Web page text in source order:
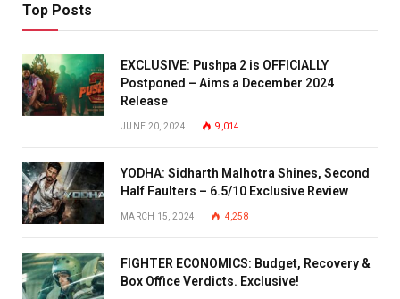
Top Posts
EXCLUSIVE: Pushpa 2 is OFFICIALLY
Postponed – Aims a December 2024
Release
JUNE 20, 2024 9,014
YODHA: Sidharth Malhotra Shines, Second
Half Faulters – 6.5/10 Exclusive Review
MARCH 15, 2024 4,258
FIGHTER ECONOMICS: Budget, Recovery &
Box Office Verdicts. Exclusive!